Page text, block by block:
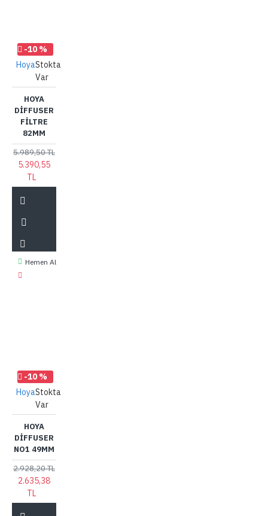
-10 %
HoyaStokta
Var
HOYA
DIFFUSER
FILTRE
82MM
5.989,50 TL
5.390,55
TL
Hemen Al
-10 %
HoyaStokta
Var
HOYA
DIFFUSER
NO1 49MM
2.928,20 TL
2.635,38
TL